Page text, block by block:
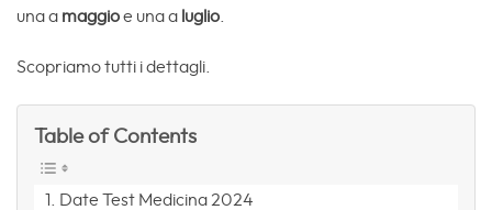
una a maggioe una a luglio
Scopriamo tutti i dettagli.
Table of Contents
Date Test Medicina 2024